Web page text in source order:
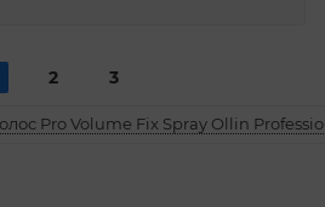
2 3
Pro Volume Fix Spray Ollin